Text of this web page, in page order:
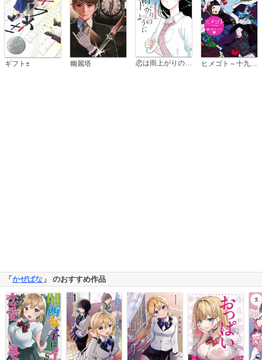
ギフト± 幽麗塔 恋は雨上がりのように
「 かぜぱな 」 のおすすめ作品